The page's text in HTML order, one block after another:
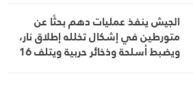
الجيش ينفذ عمليات دهم بحثًا عن
متورطين في إشكال تخلله إطلاق نار،
ويضبط أسلحة وذخائر حربية ويتلف 16